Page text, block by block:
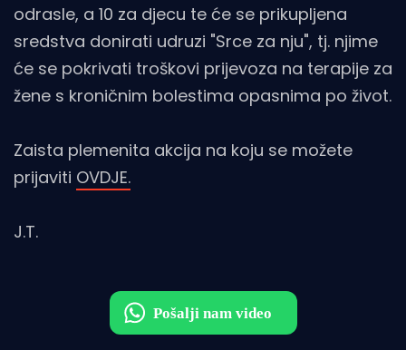
odrasle, a 10 za djecu te će se prikupljena
sredstva donirati udruzi "Srce za nju", tj. njime
će se pokrivati troškovi prijevoza na terapije za
žene s kroničnim bolestima opasnima po život.
Zaista plemenita akcija na koju se možete
prijaviti OVDJE.
J.T.